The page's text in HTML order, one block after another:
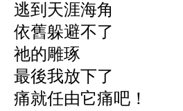
逃到天涯海角
依舊躲避不了
祂的雕琢
最後我放下了
痛就任由它痛吧！